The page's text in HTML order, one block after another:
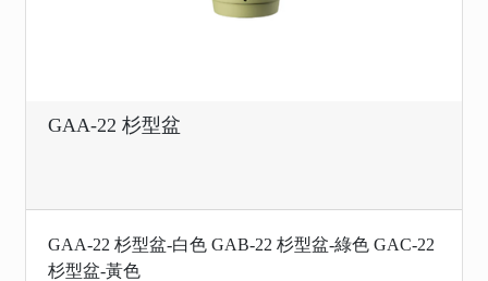
GAA-22 杉型盆
GAA-22 杉型盆-白色 GAB-22 杉型盆-綠色 GAC-22
杉型盆-黃色